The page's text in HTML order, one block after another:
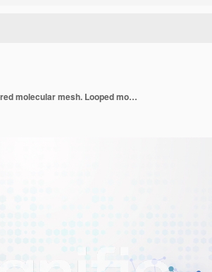
Abstract futuristic white background with colored molecular mesh. Looped motion graphics with hexagons. Copy space.